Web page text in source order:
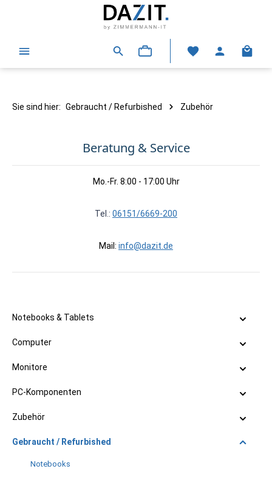
Sie sind hier: Gebraucht / Refurbished Zubehör
Beratung & Service
Mo.-Fr. 8:00 - 17:00 Uhr
Tel.: 06151/6669-200
Mail: info@dazit.de
Notebooks & Tablets
Computer
Monitore
PC-Komponenten
Zubehör
Gebraucht / Refurbished
Notebooks